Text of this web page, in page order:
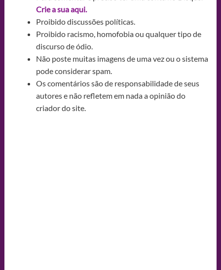
Crie a sua aqui.
Proibido discussões políticas.
Proibido racismo, homofobia ou qualquer tipo de
discurso de ódio.
Não poste muitas imagens de uma vez ou o sistema
pode considerar spam.
Os comentários são de responsabilidade de seus
autores e não refletem em nada a opinião do
criador do site.